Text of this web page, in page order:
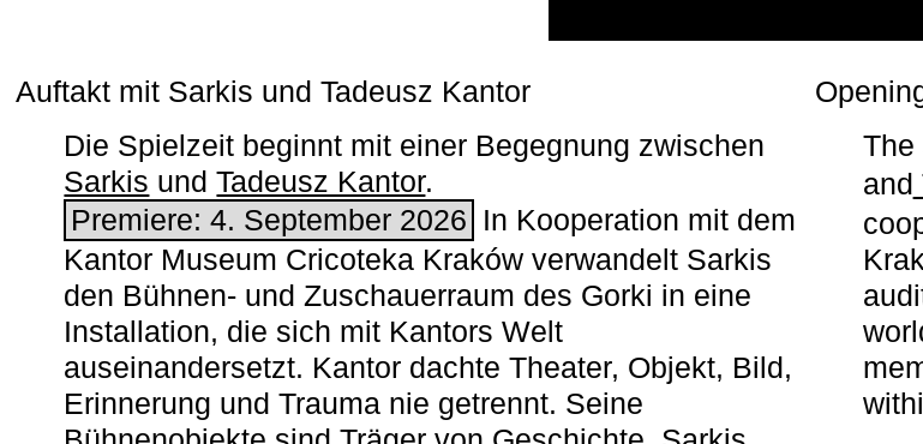
Auftakt mit Sarkis und Tadeusz Kantor
Die Spielzeit beginnt mit einer Begegnung zwischen
Sarkis undTadeusz Kantor.
Premiere: 4. September 2026 In Kooperation mit dem
Kantor Museum Cricoteka Kraków verwandelt Sarkis
den Bühnen- und Zuschauerraum des Gorki in eine
Installation, die sich mit Kantors Welt
auseinandersetzt. Kantor dachte Theater, Objekt, Bild,
Erinnerung und Trauma nie getrennt. Seine
The
and